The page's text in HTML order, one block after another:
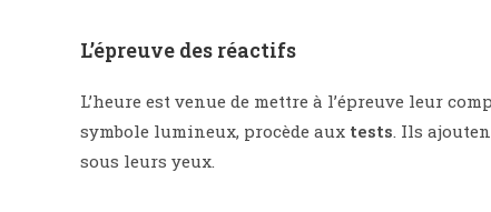
L’épreuve des réactifs
L’heure est venue de mettre à l’épreuve leur
symbole lumineux, procède aux tests. Ils
sous leurs yeux.